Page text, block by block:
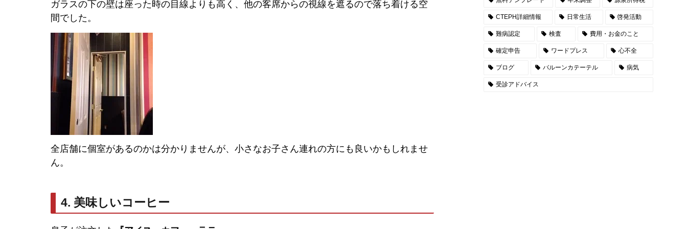
ガラスの下の壁は座った時の目線よりも高く、他の客席からの視線を遮るので落ち着ける空
間でした。
全店舗に個室があるのかは分かりませんが、小さなお子さん連れの方にも良いかもしれませ
ん。
4. 美味しいコーヒー
CTEPH詳細情報 日常生活 啓発活動
難病認定 検査 費用・お金のこと
確定申告 ワードプレス 心不全
ブログ バルーンカテーテル 病気
受診アドバイス